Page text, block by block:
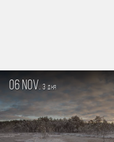
06 nov. 3дня